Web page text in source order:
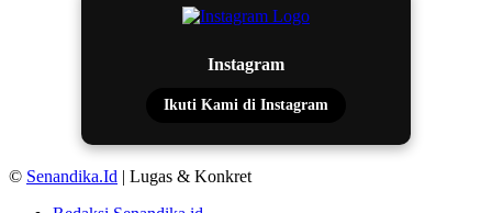
Instagram
Ikuti Kami di Instagram
© Senandika.Id | Lugas & Konkret